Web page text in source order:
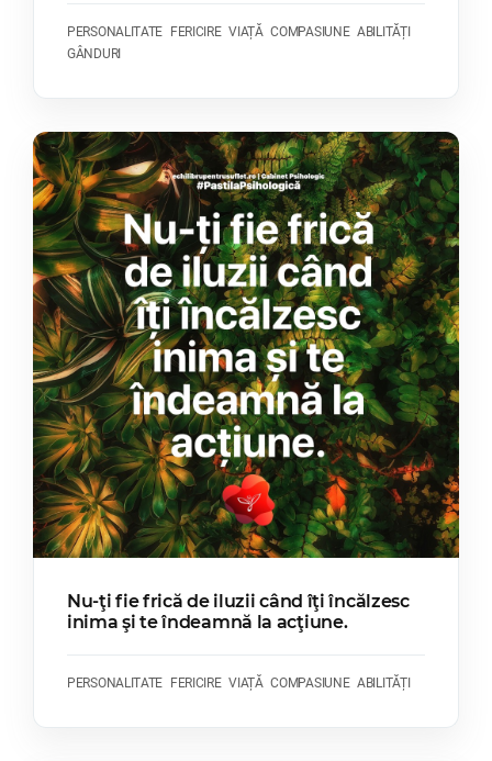
PERSONALITATE FERICIRE VIAȚĂ COMPASIUNE ABILITĂȚI
GÂNDURI
Nu-ţi fie frică de iluzii când îţi încălzesc
inima şi te îndeamnă la acţiune.
PERSONALITATE FERICIRE VIAȚĂ COMPASIUNE ABILITĂȚI